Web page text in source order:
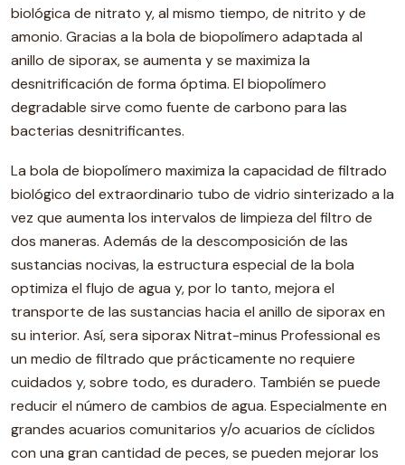
biológica de nitrato y, al mismo tiempo, de nitrito y de
amonio. Gracias a la bola de biopolímero adaptada al
anillo de siporax, se aumenta y se maximiza la
desnitrificación de forma óptima. El biopolímero
degradable sirve como fuente de carbono para las
bacterias desnitrificantes.
La bola de biopolímero maximiza la capacidad de filtrado
biológico del extraordinario tubo de vidrio sinterizado a la
vez que aumenta los intervalos de limpieza del filtro de
dos maneras. Además de la descomposición de las
sustancias nocivas, la estructura especial de la bola
optimiza el flujo de agua y, por lo tanto, mejora el
transporte de las sustancias hacia el anillo de siporax en
su interior. Así, sera siporax Nitrat-minus Professional es
un medio de filtrado que prácticamente no requiere
cuidados y, sobre todo, es duradero. También se puede
reducir el número de cambios de agua. Especialmente en
grandes acuarios comunitarios y/o acuarios de cíclidos
con una gran cantidad de peces, se pueden mejorar los